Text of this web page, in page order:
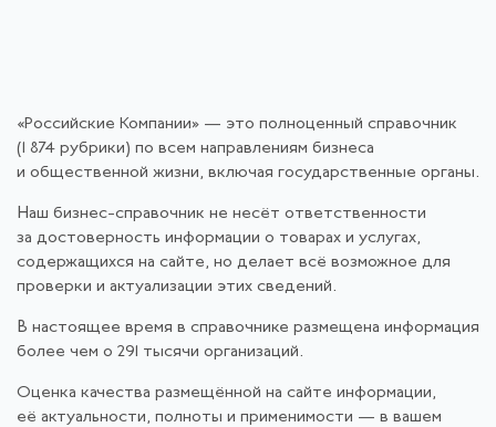
«Российские Компании» — это полноценный справочник
(1 874 рубрики) по всем направлениям бизнеса
и общественной жизни, включая государственные органы.
Наш бизнес-справочник не несёт ответственности
за достоверность информации о товарах и услугах,
содержащихся на сайте, но делает всё возможное для
проверки и актуализации этих сведений.
В настоящее время в справочнике размещена информация
более чем о 291 тысячи организаций.
Оценка качества размещённой на сайте информации,
её актуальности, полноты и применимости — в вашем